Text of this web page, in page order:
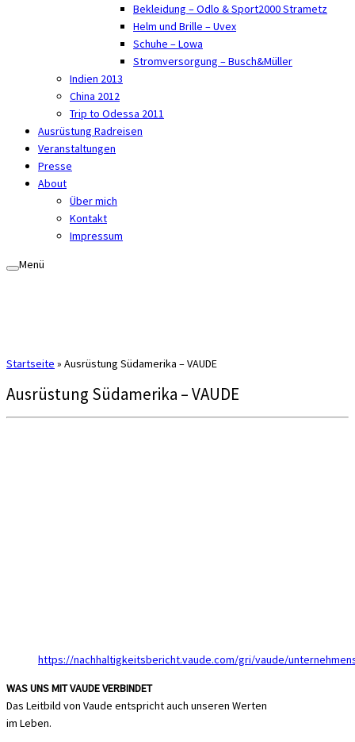
Bekleidung – Odlo & Sport2000 Strametz
Helm und Brille – Uvex
Schuhe – Lowa
Stromversorgung – Busch&Müller
Indien 2013
China 2012
Trip to Odessa 2011
Ausrüstung Radreisen
Veranstaltungen
Presse
About
Über mich
Kontakt
Impressum
Menü
Startseite » Ausrüstung Südamerika – VAUDE
Ausrüstung Südamerika – VAUDE
https://nachhaltigkeitsbericht.vaude.com/gri/vaude/
WAS UNS MIT VAUDE VERBINDET
Das Leitbild von Vaude entspricht auch unseren Werten
im Leben.